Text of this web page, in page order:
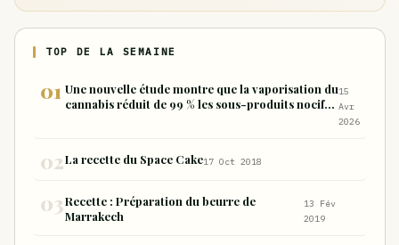
TOP DE LA SEMAINE
Une nouvelle étude montre que la vaporisation du
cannabis réduit de 99 % les sous-produits nocifs
15
Avr
2026
La recette du Space Cake17 Oct 2018
Recette : Préparation du beurre de
Marrakech
13 Fév
2019